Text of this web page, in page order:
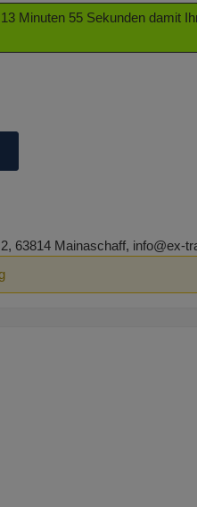
Minuten 54 Sekunden damit
63814 Mainaschaff, info@ex-